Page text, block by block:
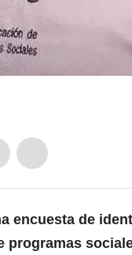
encuesta de
programas